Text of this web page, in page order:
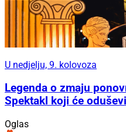
U nedjelju, 9. kolovoza
Legenda o zmaju
Spektakl koji će
Oglas